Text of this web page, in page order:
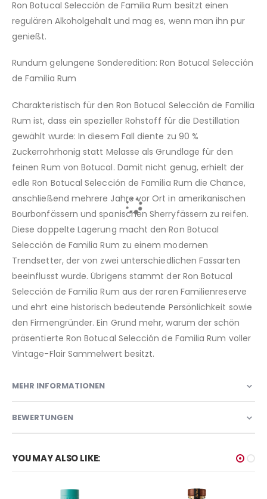
Ron Botucal Selección de Familia Rum besitzt einen
regulären Alkoholgehalt und mag es, wenn man ihn pur
genießt.
Rundum gelungene Sonderedition: Ron Botucal Selección
de Familia Rum
Charakteristisch für den Ron Botucal Selección de Familia
Rum ist, dass ein spezieller Rohstoff für die Destillation
gewählt wurde: In diesem Fall diente zu 90 %
Zuckerrohrhonig statt Melasse als Grundlage für den
feinen Rum von Botucal. Damit nicht genug, erhielt der
edle Ron Botucal Selección de Familia Rum die Chance,
anschließend mehrere Jahre vor Ort in amerikanischen
Bourbonfässern und spanischen Sherryfässern zu reifen.
Diese doppelte Lagerung macht den Ron Botucal
Selección de Familia Rum zu einem modernen
Trendsetter, der von zwei unterschiedlichen Fassarten
beeinflusst wurde. Übrigens stammt der Ron Botucal
Selección de Familia Rum aus der raren Familienreserve
und ehrt eine historisch bedeutende Persönlichkeit sowie
den Firmengründer. Ein Grund mehr, warum der schön
präsentierte Ron Botucal Selección de Familia Rum voller
Vintage-Flair Sammelwert besitzt.
MEHR INFORMATIONEN
BEWERTUNGEN
YOU MAY ALSO LIKE: